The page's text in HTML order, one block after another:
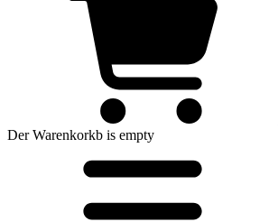
Der Warenkorkb is empty